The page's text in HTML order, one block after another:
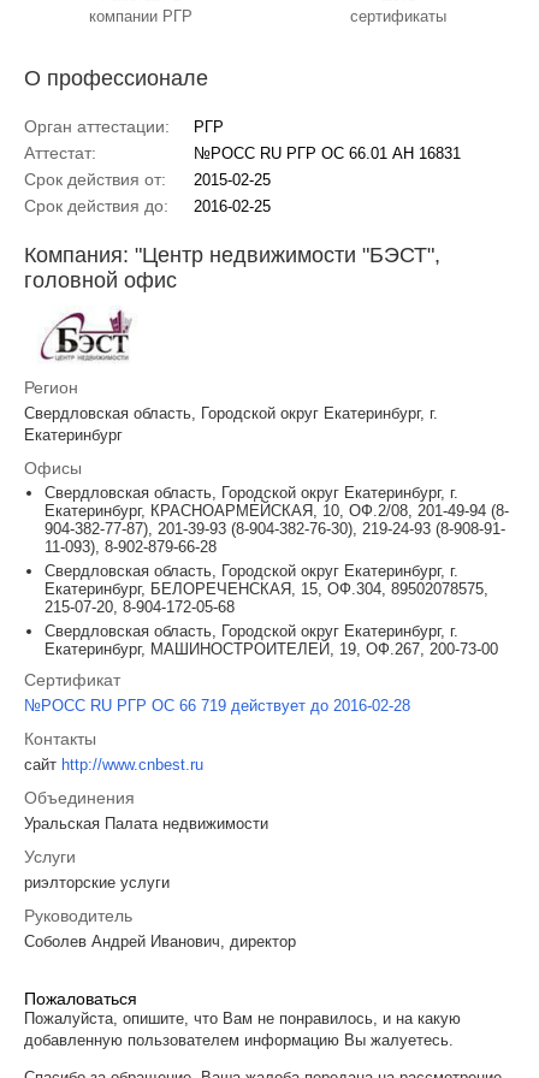
компании РГР
сертификаты
О профессионале
Орган аттестации: РГР
Аттестат: №РОСС RU РГР ОС 66.01 АН 16831
Срок действия от: 2015-02-25
Срок действия до: 2016-02-25
Компания: "Центр недвижимости "БЭСТ",
головной офис
Регион
Свердловская область, Городской округ Екатеринбург, г.
Екатеринбург
Офисы
Свердловская область, Городской округ Екатеринбург, г.
Екатеринбург, КРАСНОАРМЕЙСКАЯ, 10, ОФ.2/08, 201-49-94 (8-
904-382-77-87), 201-39-93 (8-904-382-76-30), 219-24-93 (8-908-91-
11-093), 8-902-879-66-28
Свердловская область, Городской округ Екатеринбург, г.
Екатеринбург, БЕЛОРЕЧЕНСКАЯ, 15, ОФ.304, 89502078575,
215-07-20, 8-904-172-05-68
Свердловская область, Городской округ Екатеринбург, г.
Екатеринбург, МАШИНОСТРОИТЕЛЕЙ, 19, ОФ.267, 200-73-00
Сертификат
№РОСС RU РГР ОС 66 719 действует до 2016-02-28
Контакты
сайт http://www.cnbest.ru
Объединения
Уральская Палата недвижимости
Услуги
риэлторские услуги
Руководитель
Соболев Андрей Иванович, директор
Пожаловаться
Пожалуйста, опишите, что Вам не понравилось, и на какую
добавленную пользователем информацию Вы жалуетесь.